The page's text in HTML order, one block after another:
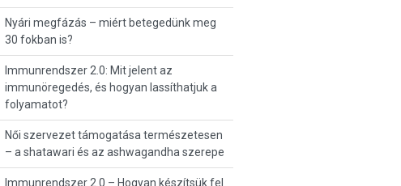
Nyári megfázás – miért betegedünk meg
30 fokban is?
Immunrendszer 2.0: Mit jelent az
immunöregedés, és hogyan lassíthatjuk a
folyamatot?
Női szervezet támogatása természetesen
– a shatawari és az ashwagandha szerepe
Immunrendszer 2.0 – Hogyan készítsük fel